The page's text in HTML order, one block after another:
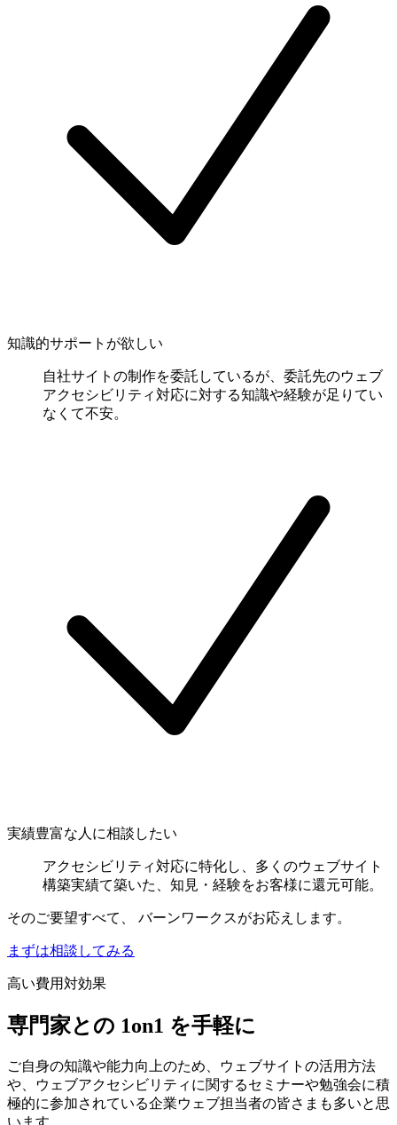
知識的サポートが欲しい
自社サイトの制作を委託しているが、委託先のウェブ
アクセシビリティ対応に対する知識や経験が足りてい
なくて不安。
実績豊富な人に相談したい
アクセシビリティ対応に特化し、多くのウェブサイト
構築実績て築いた、知見・経験をお客様に還元可能。
そのご要望すべて、 バーンワークスがお応えします。
まずは相談してみる
高い費用対効果
専門家との 1on1 を手軽に
ご自身の知識や能力向上のため、ウェブサイトの活用方法
や、ウェブアクセシビリティに関するセミナーや勉強会に積
極的に参加されている企業ウェブ担当者の皆さまも多いと思
います。